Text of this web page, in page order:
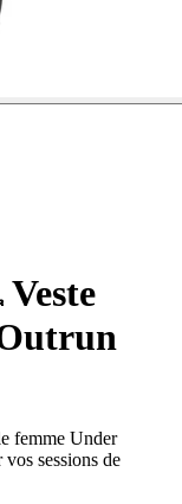
Veste
femme Under
sessions de